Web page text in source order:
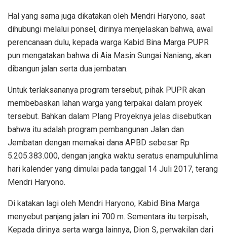
Hal yang sama juga dikatakan oleh Mendri Haryono, saat
dihubungi melalui ponsel, dirinya menjelaskan bahwa, awal
perencanaan dulu, kepada warga Kabid Bina Marga PUPR
pun mengatakan bahwa di Aia Masin Sungai Naniang, akan
dibangun jalan serta dua jembatan.
Untuk terlaksananya program tersebut, pihak PUPR akan
membebaskan lahan warga yang terpakai dalam proyek
tersebut. Bahkan dalam Plang Proyeknya jelas disebutkan
bahwa itu adalah program pembangunan Jalan dan
Jembatan dengan memakai dana APBD sebesar Rp
5.205.383.000, dengan jangka waktu seratus enampuluhlima
hari kalender yang dimulai pada tanggal 14 Juli 2017, terang
Mendri Haryono.
Di katakan lagi oleh Mendri Haryono, Kabid Bina Marga
menyebut panjang jalan ini 700 m. Sementara itu terpisah,
Kepada dirinya serta warga lainnya, Dion S, perwakilan dari